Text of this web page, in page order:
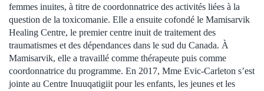
femmes inuites, à titre de coordonnatrice des activités liées à la
question de la toxicomanie. Elle a ensuite cofondé le Mamisarvik
Healing Centre, le premier centre inuit de traitement des
traumatismes et des dépendances dans le sud du Canada. À
Mamisarvik, elle a travaillé comme thérapeute puis comme
coordonnatrice du programme. En 2017, Mme Evic-Carleton s’est
jointe au Centre Inuuqatigiit pour les enfants, les jeunes et les